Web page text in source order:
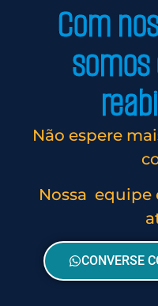
Com
somos
Não espere
Nossa equipe
CONVERSE